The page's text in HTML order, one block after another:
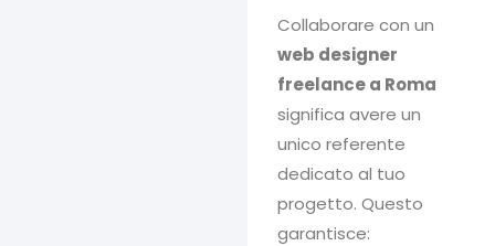
Collaborare con un
web designer
freelance a Roma
significa avere un
unico referente
dedicato al tuo
progetto. Questo
garantisce: